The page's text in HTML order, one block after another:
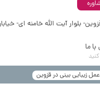
بلوار آیت الله خامنه ای-
ما
عمل زیبایی بینی در قزوین